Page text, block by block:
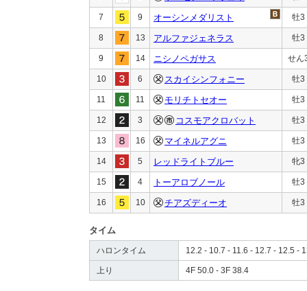
7 9 オーシンメダリスト 牡3
8 13 アルファジェネラス 牡3
9 14 ニシノペガサス せん
10 6 スカイシンフォニー 牡3
11 11 モリチトセオー 牡3
12 3 コスモアクロバット 牡3
13 16 マイネルアグニ 牡3
14 5 レッドライトブルー 牝3
15 4 トーアロブノール 牡3
16 10 チアズディーオ 牡3
タイム
ハロンタイム 12.2 - 10.7 - 11.6 - 12.7 - 12.5 -
上り 4F 50.0 - 3F 38.4